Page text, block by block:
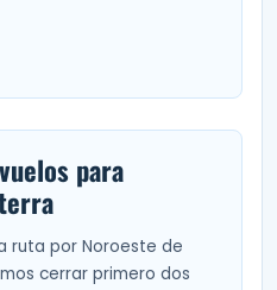
para
ruta por Noroeste de
cerrar primero dos